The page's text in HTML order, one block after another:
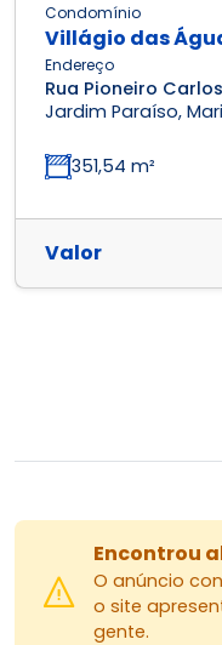
Condomínio
Villágio das
Endereço
Rua Pioneiro
Jardim Paraíso,
351,54 m²
Valor
Encontrou
O anúncio
o site
gente.